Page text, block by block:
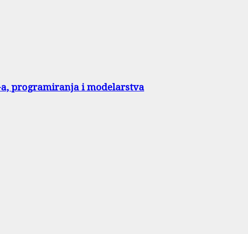
programiranja i modelarstva